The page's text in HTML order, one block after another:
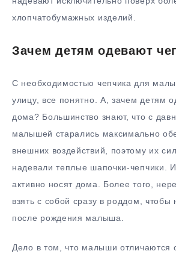
хлопчатобумажных изделий.
Зачем детям одевают
С необходимостью чепчика для
улицу, все понятно. А, зачем детям
дома? Большинство знают, что с
малышей старались максимально
внешних воздействий, поэтому их
надевали теплые шапочки-чепчики.
активно носят дома. Более того,
взять с собой сразу в роддом, чтобы
после рождения малыша.
Дело в том, что малыши отличаются